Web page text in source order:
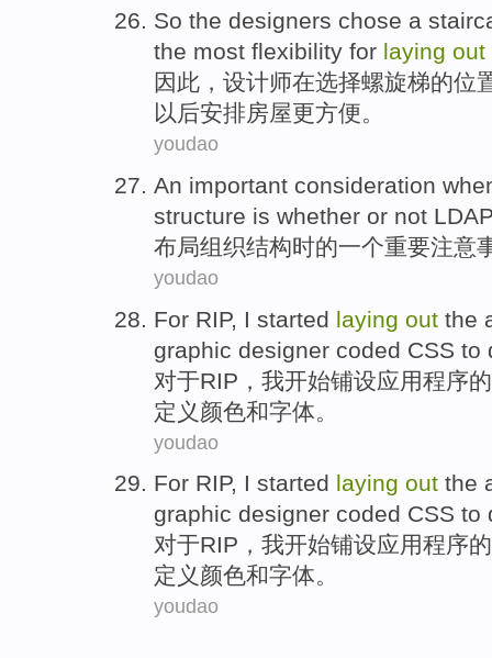
So the designers chose a
the most flexibility for laying out
因此 ， 设计师在选择螺旋梯的位
以后安排房屋更方便。
youdao
An important consideration
structure is whether or not
布局组织结构时的一个重要注意
youdao
For RIP, I started laying out the
graphic designer coded CSS to
对于RIP ， 我开始铺设应用程序的
定义 颜色和字体 。
youdao
For RIP, I started laying out the
graphic designer coded CSS to
对于RIP ， 我开始铺设应用程序的
定义 颜色和字体。
youdao